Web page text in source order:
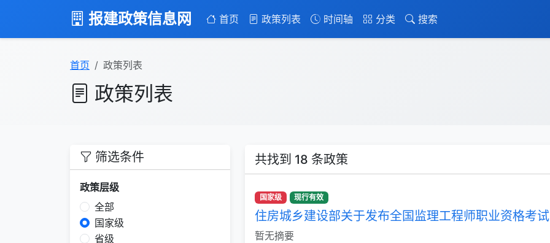
报建政策信息网 首页 政策列表 时间轴 分类 搜索
首页 政策列表
政策列表
筛选条件
政策层级
全部
国家级
省级
共找到 18 条政策
国家级 现行有效
住房城乡建设部关于发布全国监理工程师职业资格考
暂无摘要